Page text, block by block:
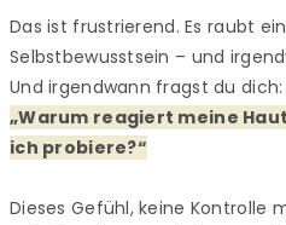
Das ist frustrierend. Es raubt
Selbstbewusstsein – und
Und irgendwann fragst du dich:
„Warum reagiert meine
ich probiere?“
Dieses Gefühl, keine Kontrolle